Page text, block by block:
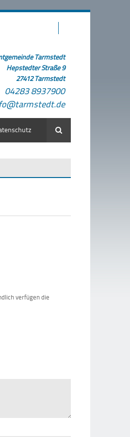
Tarmstedt
Hepstedter Straße 9
27412 Tarmstedt
04283 8937900
Suche
verfügen die